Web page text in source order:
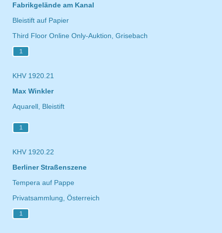
Fabrikgelände am Kanal
Bleistift auf Papier
Third Floor Online Only-Auktion, Grisebach
1
KHV 1920.21
Max Winkler
Aquarell, Bleistift
1
KHV 1920.22
Berliner Straßenszene
Tempera auf Pappe
Privatsammlung, Österreich
1